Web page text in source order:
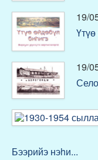
19/
19/
Бээрийэ нэhи...